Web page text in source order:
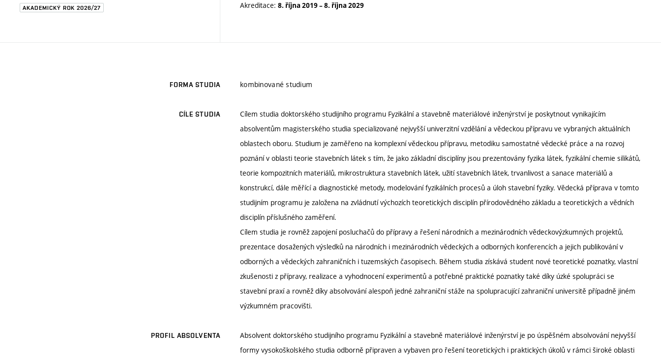
AKADEMICKÝ ROK 2026/27 Akreditace: 8. října 2019–8. října 2029
FORMA STUDIA kombinované studium
CÍLE STUDIA
Cílem studia doktorského studijního programu Fyzikální a stavebně materiálové inženýrství je poskytnout vynikajícím
absolventům magisterského studia specializované nejvyšší univerzitní vzdělání a vědeckou přípravu ve vybraných aktuálních
oblastech oboru. Studium je zaměřeno na komplexní vědeckou přípravu, metodiku samostatné vědecké práce a na rozvoj
poznání v oblasti teorie stavebních látek s tím, že jako základní disciplíny jsou prezentovány fyzika látek, fyzikální chemie silikátů,
teorie kompozitních materiálů, mikrostruktura stavebních látek, užití stavebních látek, trvanlivost a sanace materiálů a
konstrukcí, dále měřící a diagnostické metody, modelování fyzikálních procesů a úloh stavební fyziky. Vědecká příprava v tomto
studijním programu je založena na zvládnutí výchozích teoretických disciplín přírodovědného základu a teoretických a vědních
disciplín příslušného zaměření.
Cílem studia je rovněž zapojení posluchačů do přípravy a řešení národních a mezinárodních vědeckovýzkumných projektů,
prezentace dosažených výsledků na národních i mezinárodních vědeckých a odborných konferencích a jejich publikování v
odborných a vědeckých zahraničních i tuzemských časopisech. Během studia získává student nové teoretické poznatky, vlastní
zkušenosti z přípravy, realizace a vyhodnocení experimentů a potřebné praktické poznatky také díky úzké spolupráci se
stavební praxí a rovněž díky absolvování alespoň jedné zahraniční stáže na spolupracující zahraniční universitě případně jiném
výzkumném pracovišti.
PROFIL ABSOLVENTA
Absolvent doktorského studijního programu Fyzikální a stavebně materiálové inženýrství je po úspěšném absolvování nejvyšší
formy vysokoškolského studia odborně připraven a vybaven pro řešení teoretických i praktických úkolů v rámci široké oblasti